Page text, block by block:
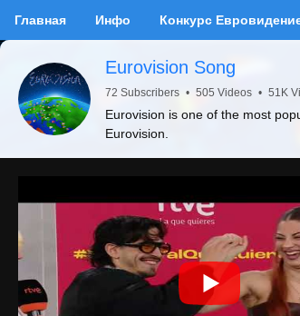
Главная Инфо Конкурс
Eurovision Song
72 Subscribers • 505 Videos • 51K
Eurovision is one of the most
Eurovision.